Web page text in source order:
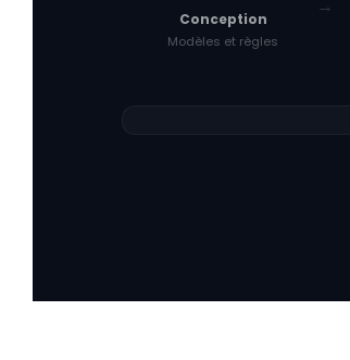
Conception
Modèles et règles